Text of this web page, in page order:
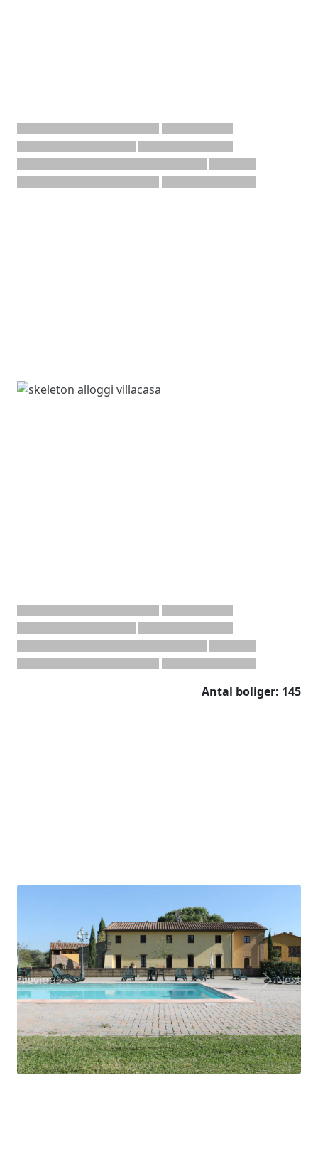
Antal boliger: 145
Previous Next